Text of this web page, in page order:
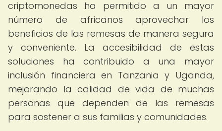
criptomonedas ha permitido a un mayor
número de africanos aprovechar los
beneficios de las remesas de manera segura
y conveniente. La accesibilidad de estas
soluciones ha contribuido a una mayor
inclusión financiera en Tanzania y Uganda,
mejorando la calidad de vida de muchas
personas que dependen de las remesas
para sostener a sus familias y comunidades.